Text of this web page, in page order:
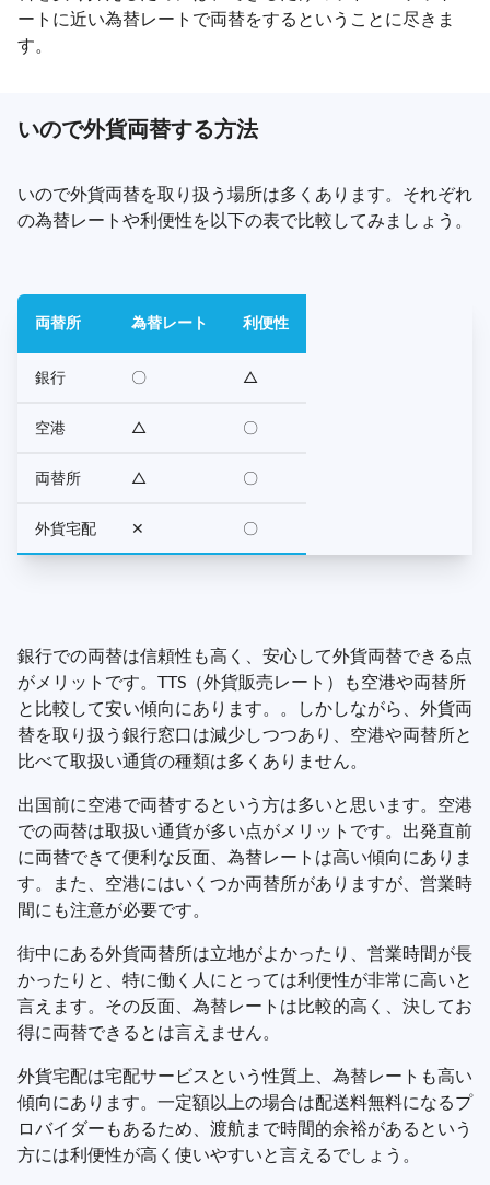
ートに近い為替レートで両替をするということに尽きま
す。
いので外貨両替する方法
いので外貨両替を取り扱う場所は多くあります。それぞれ
の為替レートや利便性を以下の表で比較してみましょう。
両替所 為替レート 利便性
銀行 〇 △
空港 △ 〇
両替所 △ 〇
外貨宅配 ✕ 〇
銀行での両替は信頼性も高く、安心して外貨両替できる点
がメリットです。TTS（外貨販売レート）も空港や両替所
と比較して安い傾向にあります。。しかしながら、外貨両
替を取り扱う銀行窓口は減少しつつあり、空港や両替所と
比べて取扱い通貨の種類は多くありません。
出国前に空港で両替するという方は多いと思います。空港
での両替は取扱い通貨が多い点がメリットです。出発直前
に両替できて便利な反面、為替レートは高い傾向にありま
す。また、空港にはいくつか両替所がありますが、営業時
間にも注意が必要です。
街中にある外貨両替所は立地がよかったり、営業時間が長
かったりと、特に働く人にとっては利便性が非常に高いと
言えます。その反面、為替レートは比較的高く、決してお
得に両替できるとは言えません。
外貨宅配は宅配サービスという性質上、為替レートも高い
傾向にあります。一定額以上の場合は配送料無料になるプ
ロバイダーもあるため、渡航まで時間的余裕があるという
方には利便性が高く使いやすいと言えるでしょう。